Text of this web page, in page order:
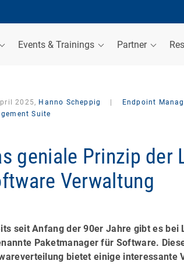
Events & Trainings Partner
2025, Hanno Scheppig
Endpoint
Suite
geniale Prinzip der
Verwaltung
seit Anfang der 90er Jahre gibt es bei
Paketmanager für Software.
bietet einige interessante